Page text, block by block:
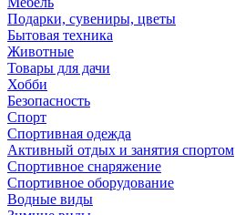
Подарки, сувениры, цветы
Бытовая техника
Животные
Товары для дачи
Хобби
Безопасность
Спорт
Спортивная одежда
Активный отдых и занятия спортом
Спортивное снаряжение
Спортивное оборудование
Водные виды